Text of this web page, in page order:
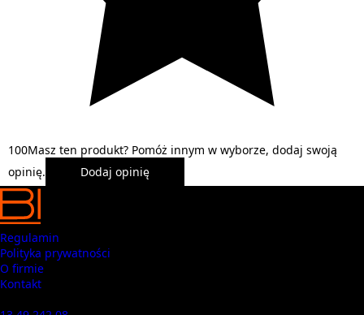
100Masz ten produkt? Pomóż innym w wyborze, dodaj swoją
opinię.
Dodaj opinię
Regulamin
Polityka prywatności
O firmie
Kontakt